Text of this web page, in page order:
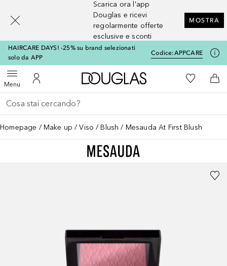
Scarica ora l'app
Douglas e ricevi
regolarmente offerte
esclusive e sconti
MOSTRA
HAIRCARE DAYS! -25% su brand selezionati
solo da APP
Codice:APPCARE
MenuApri menuAl Mio Account
A Douglas HomeAlla Mia
Al
Torna indietro
Esegui ricerca
Homepage Make up Viso Blush Mesauda At First Blush
[navigation.slideout.screenreader]